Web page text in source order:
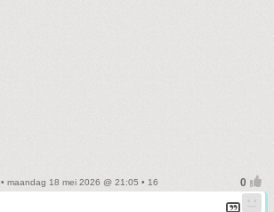
• maandag 18 mei 2026 @ 21:05 • 16